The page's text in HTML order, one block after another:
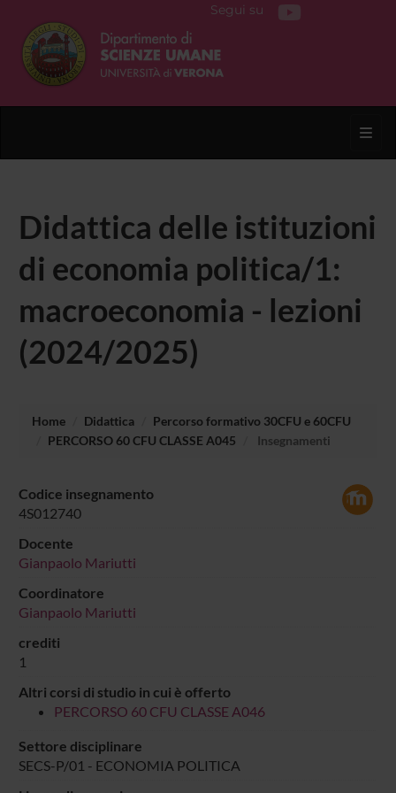
Segui su
Didattica delle istituzioni
di economia politica/1:
macroeconomia - lezioni
(2024/2025)
Home Didattica
Percorso formativo 30CFU e 60CFU
PERCORSO 60 CFU CLASSE A045
Insegnamenti
Codice insegnamento
4S012740
Docente
Gianpaolo Mariutti
Coordinatore
Gianpaolo Mariutti
crediti
1
Altri corsi di studio in cui è offerto
PERCORSO 60 CFU CLASSE A046
Settore disciplinare
SECS-P/01 - ECONOMIA POLITICA